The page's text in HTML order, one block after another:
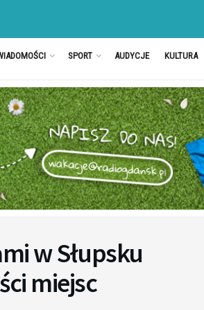
SPORT AUDYCJE KULTURA
w Słupsku
miejsc